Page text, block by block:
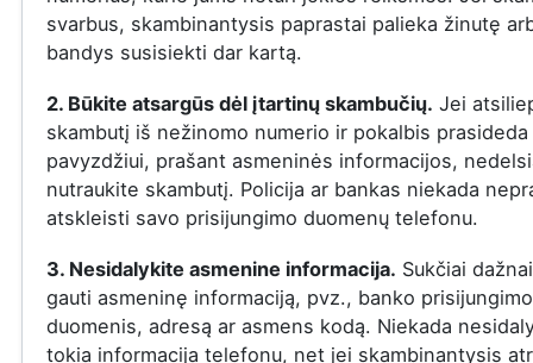
svarbus, skambinantysis paprastai palieka žinutę
bandys susisiekti dar kartą.
2. Būkite atsargūs dėl įtartinų skambučių. Jei
skambutį iš nežinomo numerio ir pokalbis
pavyzdžiui, prašant asmeninės informacijos,
nutraukite skambutį. Policija ar bankas niekada
atskleisti savo prisijungimo duomenų telefonu.
3. Nesidalykite asmenine informacija. Sukčiai
gauti asmeninę informaciją, pvz., banko prisijungimo
duomenis, adresą ar asmens kodą. Niekada
tokia informacija telefonu, net jei skambinantysis